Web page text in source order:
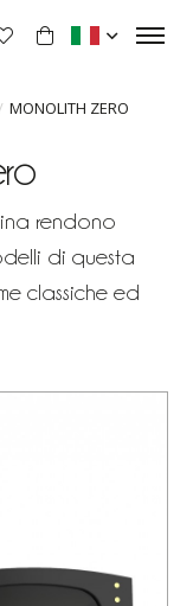
MONOLITH ZERO
rendono
di questa
classiche ed
curati come è